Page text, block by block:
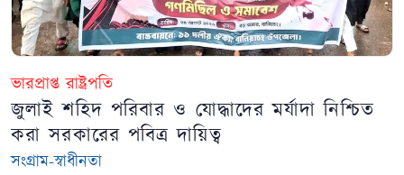
ভারপ্রাপ্ত রাষ্ট্রপতি
জুলাই শহিদ পরিবার ও যোদ্ধাদের মর্যাদা নিশ্চিত
করা সরকারের পবিত্র দায়িত্ব
সংগ্রাম-স্বাধীনতা